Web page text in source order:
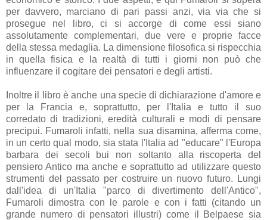
per davvero, marciano di pari passi anzi, via via che si
prosegue nel libro, ci si accorge di come essi siano
assolutamente complementari, due vere e proprie facce
della stessa medaglia. La dimensione filosofica si rispecchia
in quella fisica e la realtà di tutti i giorni non può che
influenzare il cogitare dei pensatori e degli artisti.
Inoltre il libro è anche una specie di dichiarazione d'amore e
per la Francia e, soprattutto, per l'Italia e tutto il suo
corredato di tradizioni, eredità culturali e modi di pensare
precipui. Fumaroli infatti, nella sua disamina, afferma come,
in un certo qual modo, sia stata l'Italia ad "educare" l'Europa
barbara dei secoli bui non soltanto alla riscoperta del
pensiero Antico ma anche e soprattutto ad utilizzare questo
strumenti del passato per costruire un nuovo futuro. Lungi
dall'idea di un'Italia "parco di divertimento dell'Antico",
Fumaroli dimostra con le parole e con i fatti (citando un
grande numero di pensatori illustri) come il Belpaese sia